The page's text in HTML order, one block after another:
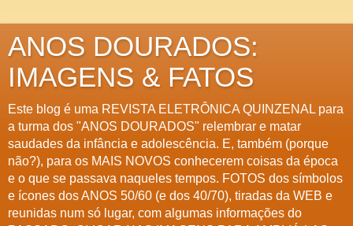
ANOS DOURADOS:
IMAGENS & FATOS
Este blog é uma REVISTA ELETRÔNICA QUINZENAL para
a turma dos "ANOS DOURADOS" relembrar e matar
saudades da infância e adolescência. E, também (porque
não?), para os MAIS NOVOS conhecerem coisas da época
e o que se passava naqueles tempos. FOTOS dos símbolos
e ícones dos ANOS 50/60 (e dos 40/70), tiradas da WEB e
reunidas num só lugar, com algumas informações do